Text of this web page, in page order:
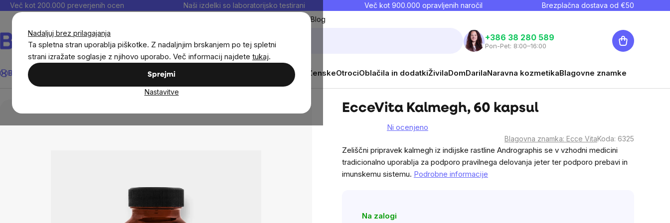
Nadaljuj brez prilagajanja
Ta spletna stran uporablja piškotke. Z nadaljnjim brskanjem po tej spletni
strani izražate soglasje z njihovo uporabo. Več informacij najdete tukaj.
Sprejmi
Nastavitve
Preskoči
Več kot 200.000 preverjenih ocen Naši izdelki so laboratorijsko testirani Več kot 900.000 opravljenih naročil Brezplačna dostava od €50
Moji priljubljeniBlog
Išči
+386 38 280 589
Pon-Pet: 8:00–16:00
Košarica
BrainMax® Prehranska dopolnila in prehrana Moški ŽenskeOtrociOblačila in dodatkiŽivilaDomDarilaNaravna kozmetikaBlagovne znamke
Zelišča
EcceVita Kalmegh, 60 kapsul
average
product
Ni ocenjeno
Blagovna znamka: Ecce VitaKoda: 6325
Zeliščni pripravek kalmegh iz indijske rastline Andrographis se v vzhodni medicini
tradicionalno uporablja za podporo pravilnega delovanja jeter ter podporo prebavi in ​​
imunskemu sistemu. Podrobne informacije
Na zalogi